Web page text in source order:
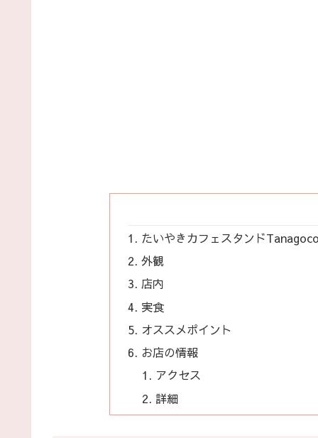
たいやきカフェスタンド
外観
店内
実食
オススメポイント
お店の情報
アクセス
詳細